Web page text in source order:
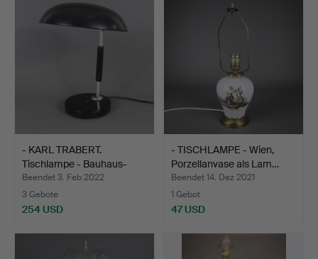
- KARL TRABERT.
Tischlampe - Bauhaus-
Desig…
Beendet 3. Feb 2022
3 Gebote
254 USD
- TISCHLAMPE - Wien,
Porzellanvase als Lam…
Beendet 14. Dez 2021
1 Gebot
47 USD